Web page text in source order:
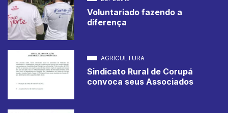
Voluntariado fazendo a
diferença
AGRICULTURA
Sindicato Rural de Corupá
convoca seus Associados